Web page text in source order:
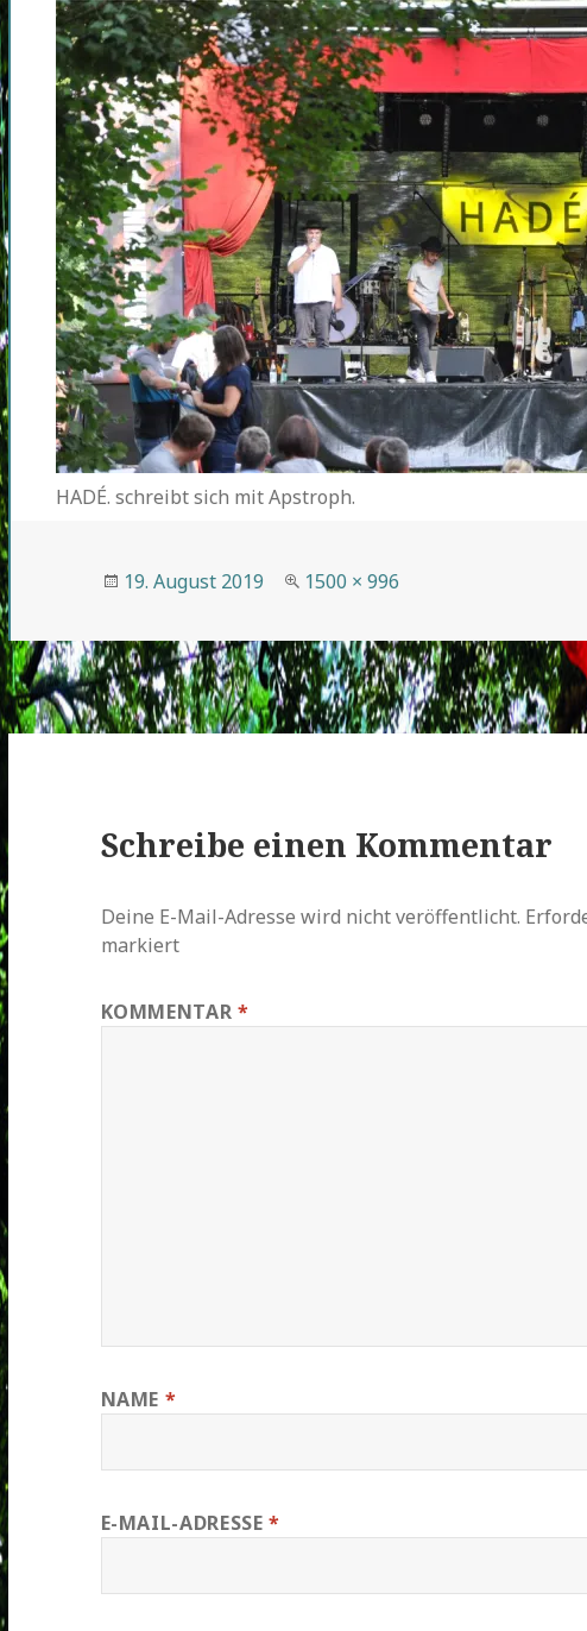
HADÉ. schreibt sich mit Apstroph.
Veröffentlicht
19. August 2019
Volle
1500 × 996
Schreibe einen Kommentar
Deine E-Mail-Adresse wird nicht veröffentlicht.
markiert
KOMMENTAR *
NAME *
E-MAIL-ADRESSE*